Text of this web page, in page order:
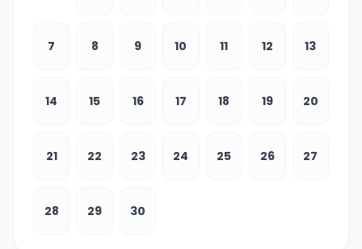
7 8 9 10 11 12 13
14 15 16 17 18 19 20
21 22 23 24 25 26 27
28 29 30